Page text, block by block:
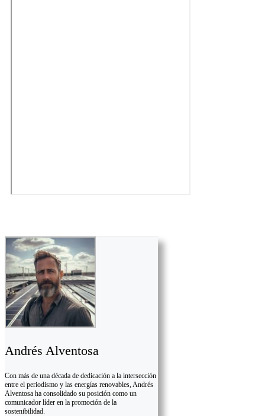
Andrés Alventosa
Con más de una década de dedicación a la intersección
entre el periodismo y las energías renovables, Andrés
Alventosa ha consolidado su posición como un
comunicador líder en la promoción de la
sostenibilidad.